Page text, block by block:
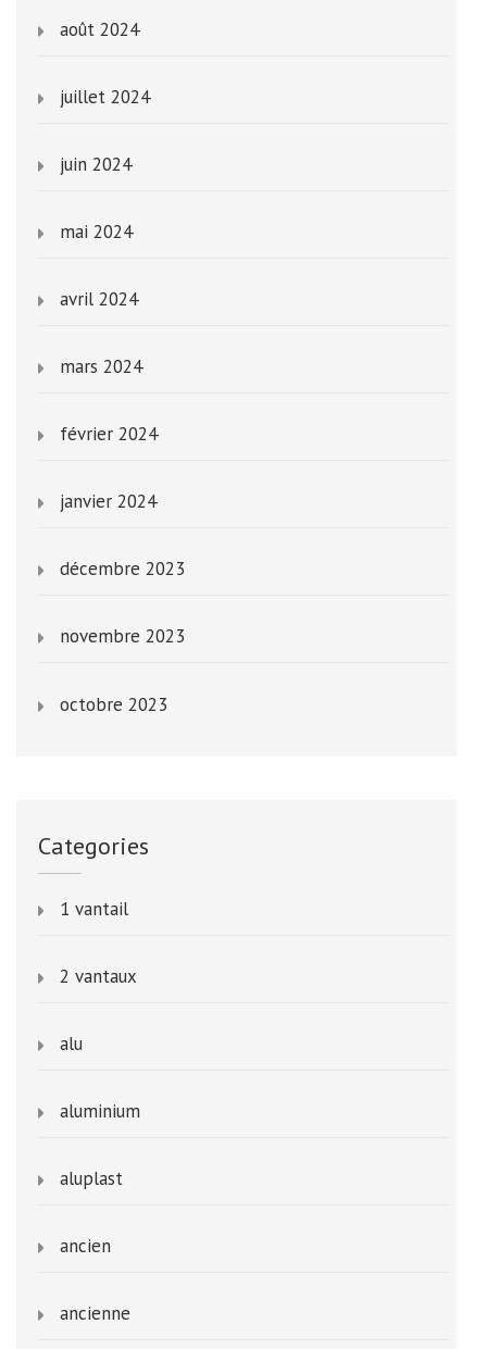
août 2024
juillet 2024
juin 2024
mai 2024
avril 2024
mars 2024
février 2024
janvier 2024
décembre 2023
novembre 2023
octobre 2023
Categories
1 vantail
2 vantaux
alu
aluminium
aluplast
ancien
ancienne